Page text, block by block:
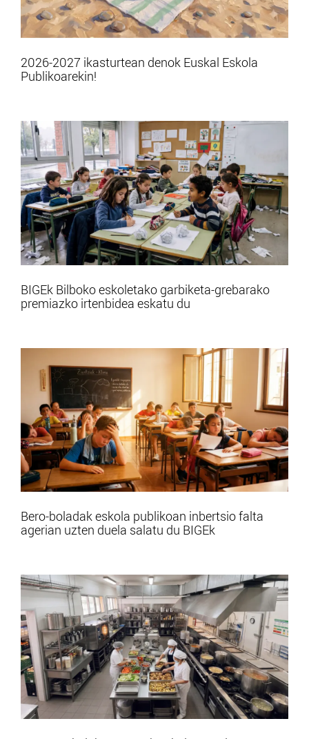
2026-2027 ikasturtean denok Euskal Eskola
Publikoarekin!
BIGEk Bilboko eskoletako garbiketa-grebarako
premiazko irtenbidea eskatu du
Bero-boladak eskola publikoan inbertsio falta
agerian uzten duela salatu du BIGEk